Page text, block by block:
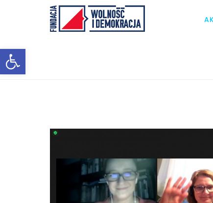
Otwórz pasek narzędzi